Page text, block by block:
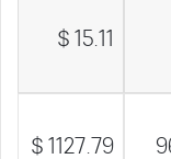
15.11 $
1127.79 $